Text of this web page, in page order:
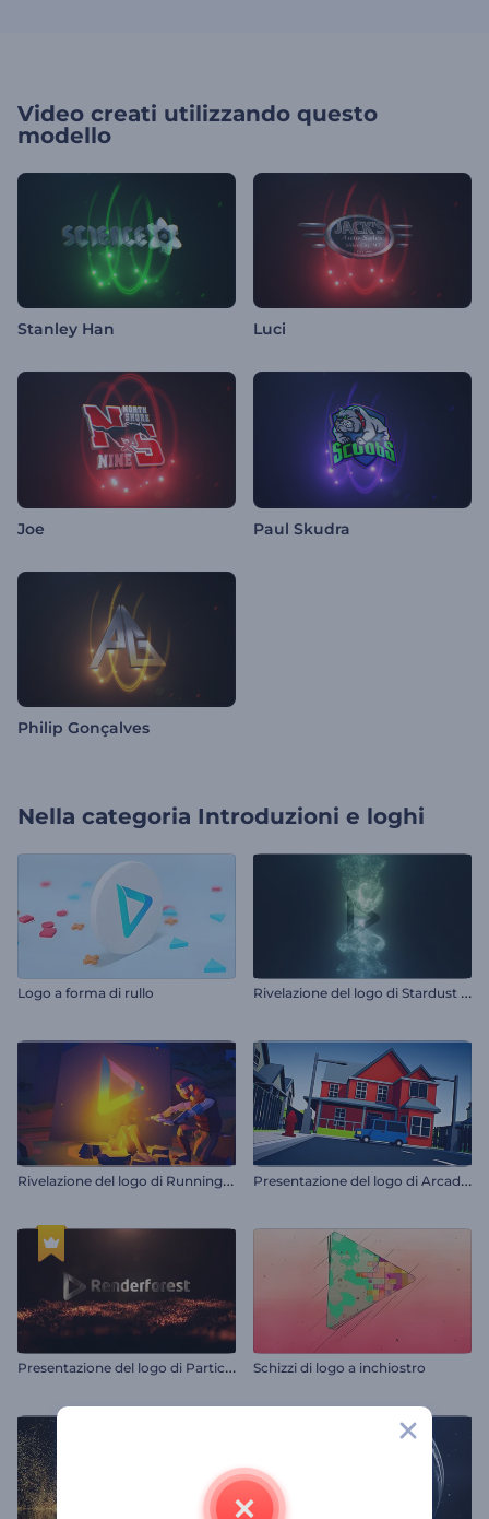
Video creati utilizzando questo
modello
Stanley Han Luci
Joe Paul Skudra
Philip Gonçalves
Nella categoria Introduzioni e loghi
Logo a forma di rullo R
ivelazione del logo di Stardust Fusion
R
ivelazione del logo di Running Guardian P
resentazione del logo di Arcade Pixels
P
resentazione del logo di Particle Waves Schizzi di logo a inchiostro